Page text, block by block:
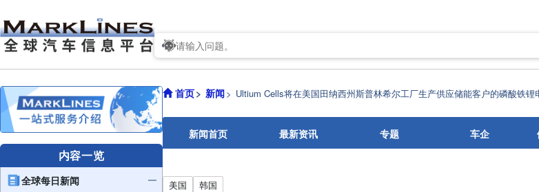
内容一览
全球每日新闻
首页 新闻 Ultium Cells将在美国田纳西州斯普林希尔工厂生产供应储能客户的磷酸铁锂
新闻首页 最新资讯 专题 车企
美国 韩国